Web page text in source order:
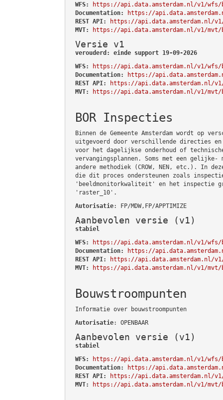
WFS:
https://api.data.amsterdam.nl/v1/wfs/
Documentation:
https://
REST API:
https://api.data.amsterdam.nl/v1/
MVT:
https://api.data.amsterdam.nl/v1/mvt/
Versie v1
verouderd: einde support 19-09-2026
WFS:
https://api.data.amsterdam.nl/v1/wfs/
Documentation:
https://
REST API:
https://api.data.amsterdam.nl/v1/
MVT:
https://api.data.amsterdam.nl/v1/mvt/
BOR Inspecties
Binnen de Gemeente Amsterdam wordt op
uitgevoerd door verschillende directies
voor het dagelijkse onderhoud of
vervangingsplannen. Soms met een gelijke-
andere methodiek (CROW, NEN, etc.). In
die dit proces ondersteunen zoals
'beeldmonitorkwaliteit' en het inspectie
'raster_10'.
Autorisatie: FP/MDW,FP/APPTIMIZE
Aanbevolen versie (v1)
stabiel
WFS:
https://api.data.amsterdam.nl/v1/wfs/
Documentation:
https://
REST API:
https://api.data.amsterdam.nl/
MVT:
https://api.data.amsterdam.nl/v1/mvt/
Bouwstroompunten
Informatie over bouwstroompunten
Autorisatie: OPENBAAR
Aanbevolen versie (v1)
stabiel
WFS:
https://api.data.amsterdam.nl/v1/wfs/
Documentation:
https://
REST API:
https://api.data.amsterdam.nl/v1/
MVT:
https://api.data.amsterdam.nl/v1/mvt/